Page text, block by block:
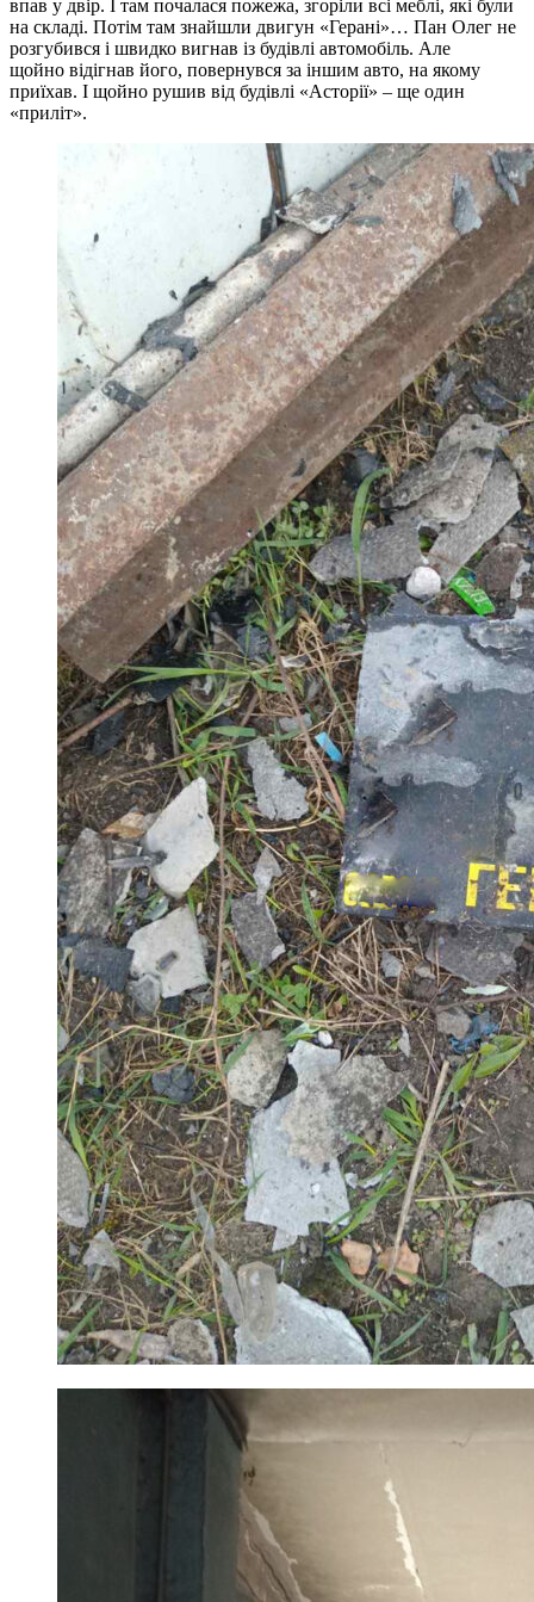
впав у двір. І там почалася пожежа, згоріли всі меблі, які були
на складі. Потім там знайшли двигун «Герані»… Пан Олег не
розгубився і швидко вигнав із будівлі автомобіль. Але
щойно відігнав його, повернувся за іншим авто, на якому
приїхав. І щойно рушив від будівлі «Асторії» – ще один
«приліт».